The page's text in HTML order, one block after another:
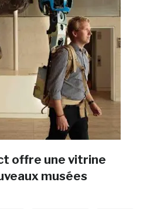
offre une vitrine
musées